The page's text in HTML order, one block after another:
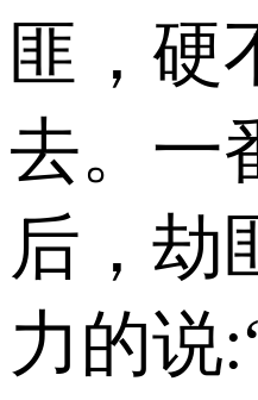
匪，硬
去。一
后，劫
力的说